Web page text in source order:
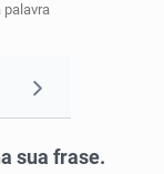
palavra